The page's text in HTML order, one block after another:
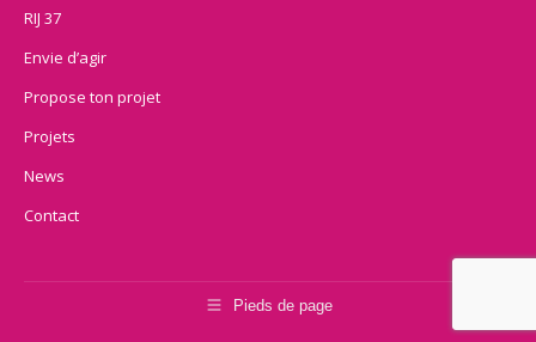
RIJ 37
Envie d’agir
Propose ton projet
Projets
News
Contact
Pieds de page